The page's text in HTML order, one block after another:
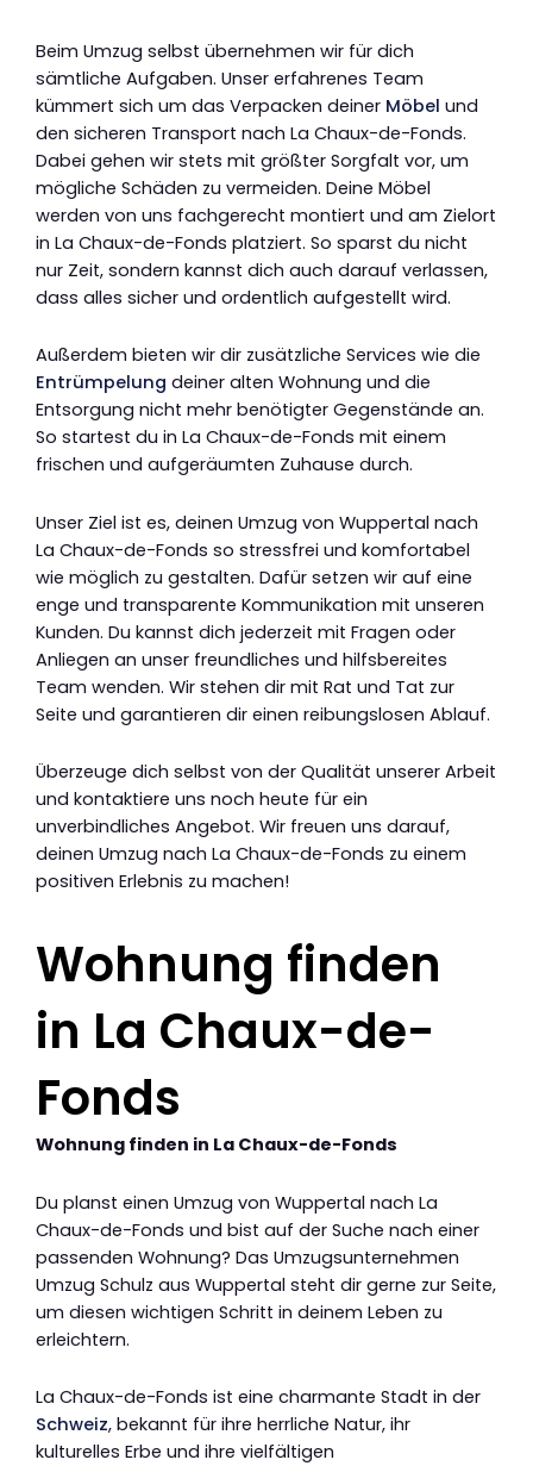
Beim Umzug selbst übernehmen wir für dich
sämtliche Aufgaben. Unser erfahrenes Team
kümmert sich um das Verpacken deiner Möbel und
den sicheren Transport nach La Chaux-de-Fonds.
Dabei gehen wir stets mit größter Sorgfalt vor, um
mögliche Schäden zu vermeiden. Deine Möbel
werden von uns fachgerecht montiert und am Zielort
in La Chaux-de-Fonds platziert. So sparst du nicht
nur Zeit, sondern kannst dich auch darauf verlassen,
dass alles sicher und ordentlich aufgestellt wird.
Außerdem bieten wir dir zusätzliche Services wie die
Entrümpelung deiner alten Wohnung und die
Entsorgung nicht mehr benötigter Gegenstände an.
So startest du in La Chaux-de-Fonds mit einem
frischen und aufgeräumten Zuhause durch.
Unser Ziel ist es, deinen Umzug von Wuppertal nach
La Chaux-de-Fonds so stressfrei und komfortabel
wie möglich zu gestalten. Dafür setzen wir auf eine
enge und transparente Kommunikation mit unseren
Kunden. Du kannst dich jederzeit mit Fragen oder
Anliegen an unser freundliches und hilfsbereites
Team wenden. Wir stehen dir mit Rat und Tat zur
Seite und garantieren dir einen reibungslosen Ablauf.
Überzeuge dich selbst von der Qualität unserer Arbeit
und kontaktiere uns noch heute für ein
unverbindliches Angebot. Wir freuen uns darauf,
deinen Umzug nach La Chaux-de-Fonds zu einem
positiven Erlebnis zu machen!
Wohnung finden
in La Chaux-de-
Fonds
Wohnung finden in La Chaux-de-Fonds
Du planst einen Umzug von Wuppertal nach La
Chaux-de-Fonds und bist auf der Suche nach einer
passenden Wohnung? Das Umzugsunternehmen
Umzug Schulz aus Wuppertal steht dir gerne zur Seite,
um diesen wichtigen Schritt in deinem Leben zu
erleichtern.
La Chaux-de-Fonds ist eine charmante Stadt in der
Schweiz, bekannt für ihre herrliche Natur, ihr
kulturelles Erbe und ihre vielfältigen